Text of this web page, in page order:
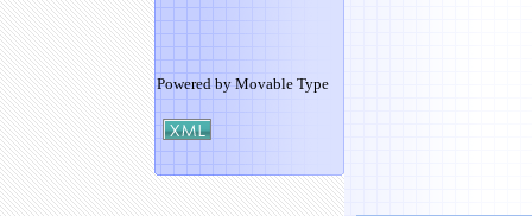
Powered by Movable Type